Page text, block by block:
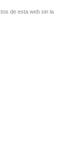
de esta web sin la